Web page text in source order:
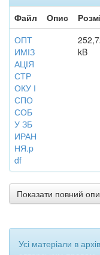
Файл
Опис
ОПТ
ИМІЗ
АЦІЯ
СТР
ОКУ І
СПО
СОБ
У ЗБ
ИРАН
НЯ.p
df
kB
Показати повний
Усі матеріали в